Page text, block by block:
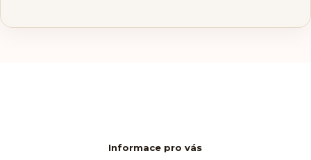
Informace pro vás